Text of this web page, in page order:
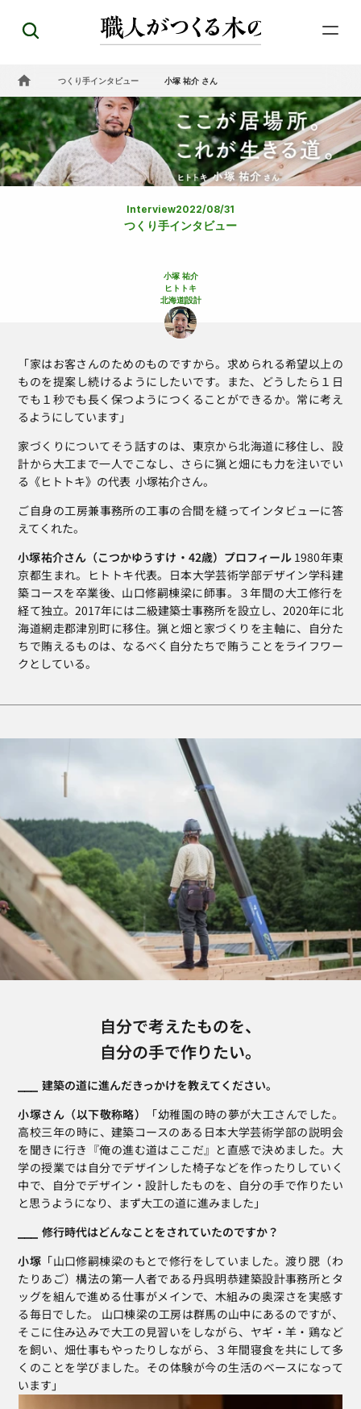
つくり手インタビュー 小塚 祐介 さん
つくり手インタビュー
Interview2022/08/31
小塚 祐介
ヒトトキ
北海道設計
「家はお客さんのためのものですから。求められる希望以上の
ものを提案し続けるようにしたいです。また、どうしたら１日
でも１秒でも長く保つようにつくることができるか。常に考え
るようにしています」
家づくりについてそう話すのは、東京から北海道に移住し、設
計から大工まで一人でこなし、さらに猟と畑にも力を注いでい
る《ヒトトキ》の代表  小塚祐介さん。
ご自身の工房兼事務所の工事の合間を縫ってインタビューに答
えてくれた。
小塚祐介さん（こつかゆうすけ・42歳）プロフィール 1980年東
京都生まれ。ヒトトキ代表。日本大学芸術学部デザイン学科建
築コースを卒業後、山口修嗣棟梁に師事。３年間の大工修行を
経て独立。2017年には二級建築士事務所を設立し、2020年に北
海道網走郡津別町に移住。猟と畑と家づくりを主軸に、自分た
ちで賄えるものは、なるべく自分たちで賄うことをライフワー
クとしている。
自分で考えたものを、
自分の手で作りたい。
⎯⎯⎯  建築の道に進んだきっかけを教えてください。
小塚さん（以下敬称略）
「幼稚園の時の夢が大工さんでした。
高校三年の時に、建築コースのある日本大学芸術学部の説明会
を聞きに行き『俺の進む道はここだ』と直感で決めました。大
学の授業では自分でデザインした椅子などを作ったりしていく
中で、自分でデザイン・設計したものを、自分の手で作りたい
と思うようになり、まず大工の道に進みました」
⎯⎯⎯  修行時代はどんなことをされていたのですか？
小塚 「山口修嗣棟梁のもとで修行をしていました。渡り腮（わ
たりあご）構法の第一人者である丹呉明恭建築設計事務所とタ
ッグを組んで進める仕事がメインで、木組みの奥深さを実感す
る毎日でした。 山口棟梁の工房は群馬の山中にあるのですが、
そこに住み込みで大工の見習いをしながら、ヤギ・羊・鶏など
を飼い、畑仕事もやったりしながら、３年間寝食を共にして多
くのことを学びました。その体験が今の生活のベースになって
います」